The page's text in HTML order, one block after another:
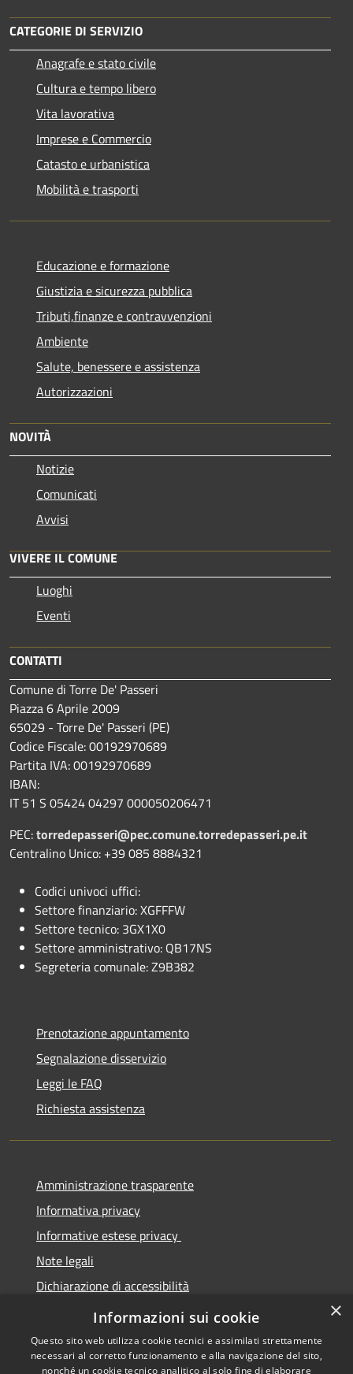
CATEGORIE DI SERVIZIO
Anagrafe e stato civile
Cultura e tempo libero
Vita lavorativa
Imprese e Commercio
Catasto e urbanistica
Mobilità e trasporti
Educazione e formazione
Giustizia e sicurezza pubblica
Tributi,finanze e contravvenzioni
Ambiente
Salute, benessere e assistenza
Autorizzazioni
NOVITÀ
Notizie
Comunicati
Avvisi
VIVERE IL COMUNE
Luoghi
Eventi
CONTATTI
Comune di Torre De' Passeri
Piazza 6 Aprile 2009
65029 - Torre De' Passeri (PE)
Codice Fiscale: 00192970689
Partita IVA: 00192970689
IBAN:
IT 51 S 05424 04297 000050206471
PEC:torredepasseri@pec.comune.torredepasseri.pe.it
Centralino Unico: +39 085 8884321
Codici univoci uffici:
Settore finanziario: XGFFFW
Settore tecnico: 3GX1X0
Settore amministrativo: QB17NS
Segreteria comunale: Z9B382
Prenotazione appuntamento
Segnalazione disservizio
Leggi le FAQ
Richiesta assistenza
Amministrazione trasparente
Informativa privacy
Informative estese privacy
Note legali
Dichiarazione di accessibilità
Obbiettivi di Accessibilità
×
Informazioni sui cookie
Questo sito web utilizza cookie tecnici e assimilati strettamente
necessari al corretto funzionamento e alla navigazione del sito,
nonché un cookie tecnico analitico al solo fine di elaborare